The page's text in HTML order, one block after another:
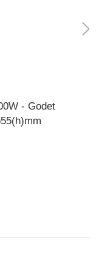
- Godet